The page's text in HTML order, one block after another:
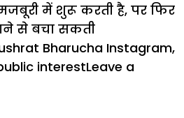
में शुरू करती है, पर फिर
से बचा सकती
Bharucha Instagram,
interestLeave a